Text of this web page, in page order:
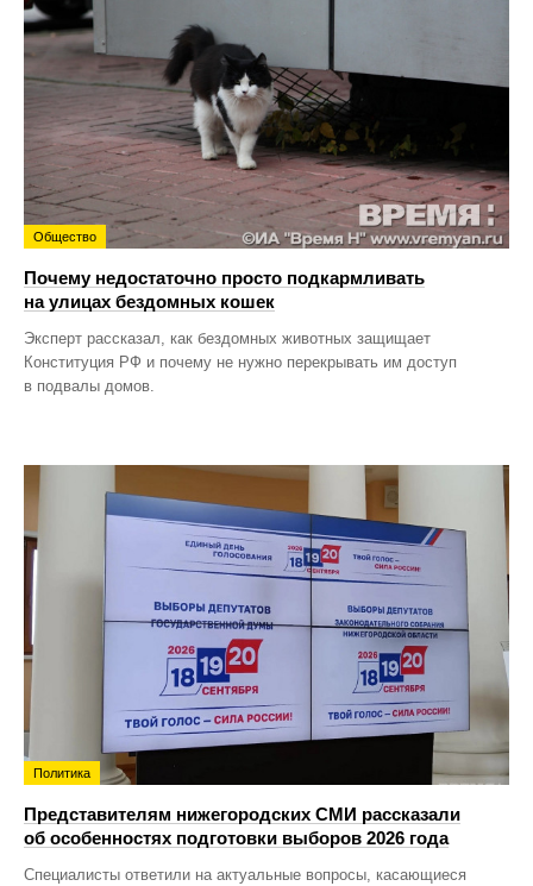
Общество
Почему недостаточно просто подкармливать
на улицах бездомных кошек
Эксперт рассказал, как бездомных животных защищает
Конституция РФ и почему не нужно перекрывать им доступ
в подвалы домов.
Политика
Представителям нижегородских СМИ рассказали
об особенностях подготовки выборов 2026 года
Специалисты ответили на актуальные вопросы, касающиеся